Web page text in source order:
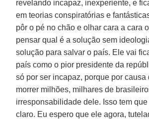
revelando incapaz, inexperiente, e
em teorias conspiratórias e
pôr o pé no chão e olhar cara a cara
pensar qual é a solução sem
solução para salvar o país. Ele vai
país como o pior presidente da
só por ser incapaz, porque por causa
morrer milhões, milhares de
irresponsabilidade dele. Isso tem
claro. Eu espero que ele agora,